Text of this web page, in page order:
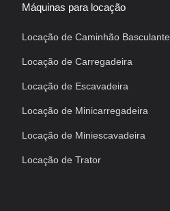
Máquinas para locação
Locação de Caminhão Basculante
Locação de Carregadeira
Locação de Escavadeira
Locação de Minicarregadeira
Locação de Miniescavadeira
Locação de Trator